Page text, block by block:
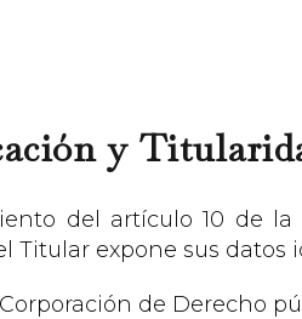
y
del artículo 10 de la
Titular expone sus datos
Corporación de Derecho